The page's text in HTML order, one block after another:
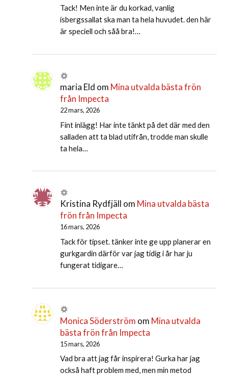
Tack! Men inte är du korkad, vanlig
isbergssallat ska man ta hela huvudet. den här
är speciell och såå bra!…
maria Eld om Mina utvalda bästa frön
från Impecta
22 mars, 2026
Fint inlägg! Har inte tänkt på det där med den
salladen att ta blad utifrån, trodde man skulle
ta hela…
Kristina Rydfjäll om Mina utvalda bästa
frön från Impecta
16 mars, 2026
Tack för tipset. tänker inte ge upp planerar en
gurkgardin därför var jag tidig i år har ju
fungerat tidigare…
Monica Söderström om Mina utvalda
bästa frön från Impecta
15 mars, 2026
Vad bra att jag får inspirera! Gurka har jag
också haft problem med, men min metod